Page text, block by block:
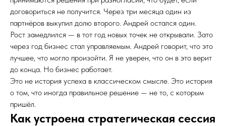
договориться не получится. Через три месяца один из
партнёров выкупил долю второго. Андрей остался один.
Рост замедлился — в тот год новых точек не открывали. Зато
через год бизнес стал управляемым. Андрей говорит, что это
лучшее, что могло произойти. Я не уверен, что он в это верит
до конца. Но бизнес работает.
Это не история успеха в классическом смысле. Это история
о том, что иногда правильное решение — не то, с которым
пришёл.
Как устроена стратегическая сессия